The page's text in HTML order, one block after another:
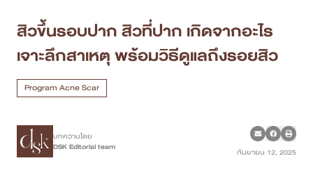
Program Acne Scar
Program Skin Quality
Program Body Confidence
แพทย์ของเรา
เคสรีวิว
สิวขึ้นรอบปาก สิวที่ปาก เกิดจากอะไร
เจาะลึกสาเหตุ พร้อมวิธีดูแลถึงรอยสิว
Program Acne Scar
บทความโดย
DSK Editorial team
กันยายน 12, 2025